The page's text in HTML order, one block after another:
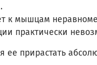
к мышцам
практически
прирастать